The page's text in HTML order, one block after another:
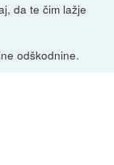
da te čim lažje
odškodnine.